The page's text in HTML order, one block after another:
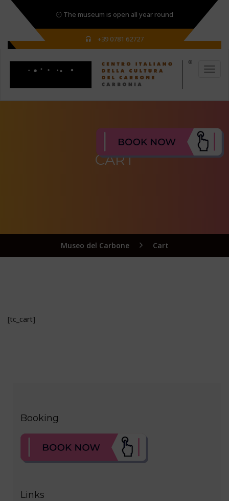
The museum is open all year round
+39 0781 62727
CART
Museo del Carbone Cart
[tc_cart]
Booking
Links